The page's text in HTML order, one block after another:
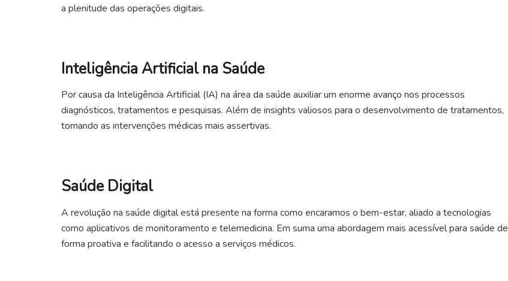
a plenitude das operações digitais.
Inteligência Artificial na Saúde
Por causa da Inteligência Artificial (IA) na área da saúde auxiliar um enorme avanço nos processos
diagnósticos, tratamentos e pesquisas. Além de insights valiosos para o desenvolvimento de tratamentos,
tornando as intervenções médicas mais assertivas.
Saúde Digital
A revolução na saúde digital está presente na forma como encaramos o bem-estar, aliado a tecnologias
como aplicativos de monitoramento e telemedicina. Em suma uma abordagem mais acessível para saúde de
forma proativa e facilitando o acesso a serviços médicos.